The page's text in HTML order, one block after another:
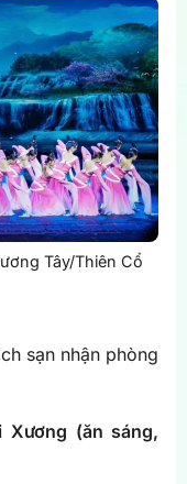
Tây/Thiên Cổ
sạn nhận phòng
Xương (ăn sáng,